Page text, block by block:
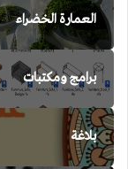
العمارة الخضراء
برامج ومكتبات
بلاغة